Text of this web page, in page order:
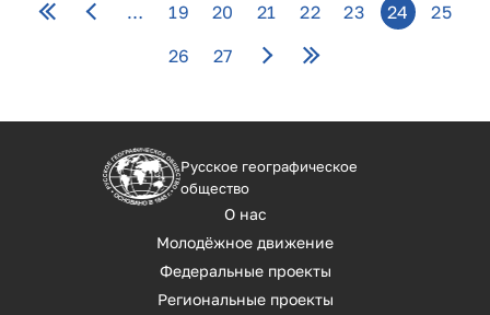
… 19 20 21 22 23 24
25
26
27
Русское географическое
общество
О нас
Молодёжное движение
Федеральные проекты
Региональные проекты